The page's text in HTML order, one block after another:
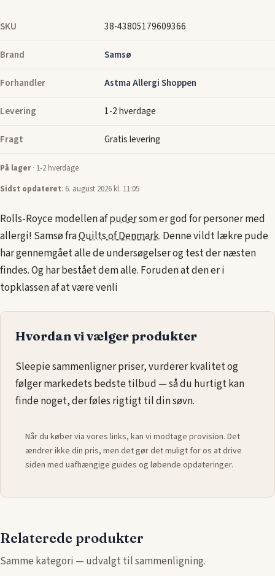
SKU 38-43805179609366
Brand Samsø
Forhandler Astma Allergi Shoppen
Levering 1-2 hverdage
Fragt Gratis levering
På lager· 1-2 hverdage
Sidst opdateret: 6. august 2026 kl. 11:05
Rolls-Royce modellen afpudersom er god for personer med
allergi! Samsø fraQuilts of Denmark. Denne vildt lækre pude
har gennemgået alle de undersøgelser og test der næsten
findes. Og har bestået dem alle. Foruden at den er i
topklassen af at være venli
Hvordan vi vælger produkter
Sleepie sammenligner priser, vurderer kvalitet og
følger markedets bedste tilbud — så du hurtigt kan
finde noget, der føles rigtigt til din søvn.
Når du køber via vores links, kan vi modtage provision. Det
ændrer ikke din pris, men det gør det muligt for os at drive
siden med uafhængige guides og løbende opdateringer.
Relaterede produkter
Samme kategori — udvalgt til sammenligning.